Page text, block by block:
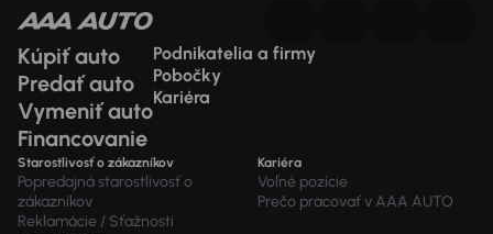
Kúpiť auto
Predať auto
Vymeniť auto
Financovanie
Podnikatelia a firmy
Pobočky
Kariéra
Starostlivosť o zákazníkov
Popredajná starostlivosť o
zákazníkov
Reklamácie / Sťažnosti
Kariéra
Voľné pozície
Prečo pracovať v AAA AUTO